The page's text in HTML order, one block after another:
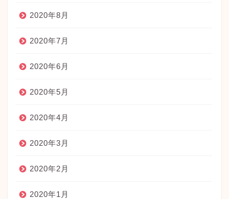
2020年8月
2020年7月
2020年6月
2020年5月
2020年4月
2020年3月
2020年2月
2020年1月